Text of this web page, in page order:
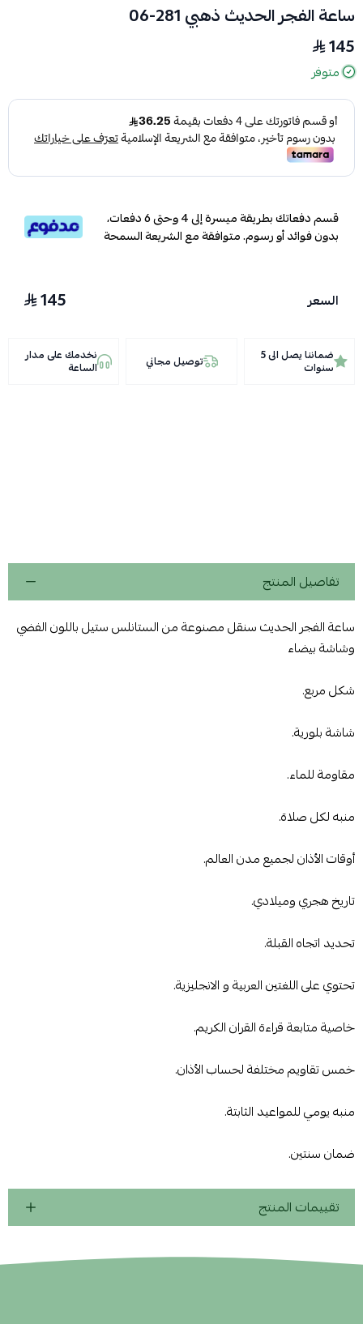
ساعة الفجر الحديث ذهبي 281-06
145
متوفر
قسم دفعاتك بطريقة ميسرة إلى 4 وحتى 6 دفعات،
بدون فوائد أو رسوم. متوافقة مع الشريعة السمحة
السعر 145
ضماننا يصل الى 5
سنوات توصيل مجاني نخدمك على مدار
الساعة
تفاصيل المنتج
ساعة الفجر الحديث سنقل مصنوعة من الستانلس ستيل باللون الفضي
وشاشة بيضاء
شكل مربع.
شاشة بلورية.
مقاومة للماء.
منبه لكل صلاة.
أوقات الأذان لجميع مدن العالم.
تاريخ هجري وميلادي.
تحديد اتجاه القبلة.
تحتوي على اللغتين العربية و الانجليزية.
خاصية متابعة قراءة القران الكريم.
خمس تقاويم مختلفة لحساب الأذان.
منبه يومي للمواعيد الثابتة.
ضمان سنتين.
تقييمات المنتج